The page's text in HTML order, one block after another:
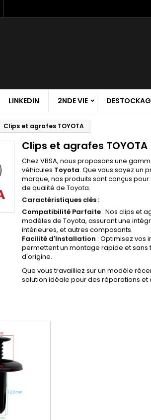
LINKEDIN 2NDE VIE
Clips et agrafes TOYOTA
Clips et agrafes TOYOTA
Chez VBSA, nous proposons une
véhicules Toyota. Que vous soyez un
marque, nos produits sont conçus
de qualité de Toyota.
Caractéristiques clés :
Compatibilité Parfaite : Nos clips et
modèles de Toyota, assurant une
intérieures, et autres composants.
Facilité d'Installation : Optimisez vos
permettent un montage rapide et
d'origine.
Que vous travailliez sur un modèle
solution idéale pour des réparations